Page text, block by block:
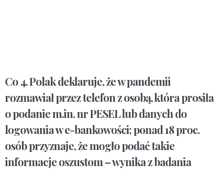
Co 4. Polak deklaruje, że w pandemii
rozmawiał przez telefon z osobą, która prosiła
o podanie m.in. nr PESEL lub danych do
logowania w e-bankowości; ponad 18 proc.
osób przyznaje, że mogło podać takie
informacje oszustom – wynika z badania